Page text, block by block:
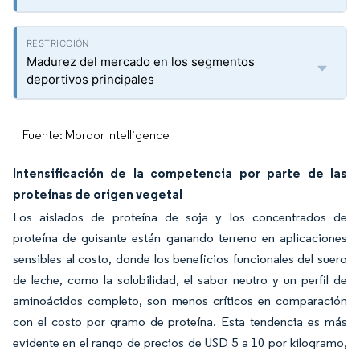
Madurez del mercado en los segmentos
deportivos principales
Fuente: Mordor Intelligence
Intensificación de la competencia por parte de las
proteínas de origen vegetal
Los aislados de proteína de soja y los concentrados de
proteína de guisante están ganando terreno en aplicaciones
sensibles al costo, donde los beneficios funcionales del suero
de leche, como la solubilidad, el sabor neutro y un perfil de
aminoácidos completo, son menos críticos en comparación
con el costo por gramo de proteína. Esta tendencia es más
evidente en el rango de precios de USD 5 a 10 por kilogramo,